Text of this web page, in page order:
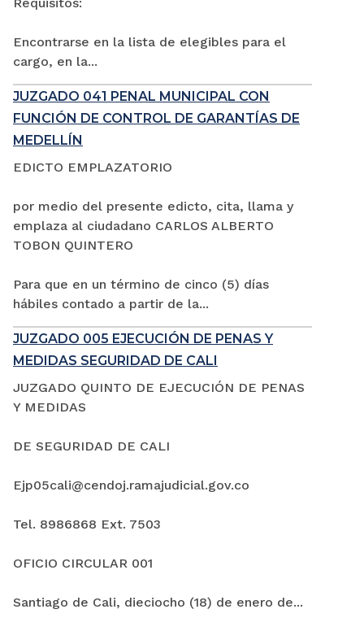
Encontrarse en la lista de elegibles para el
cargo, en la...
JUZGADO 041 PENAL MUNICIPAL CON
FUNCIÓN DE CONTROL DE GARANTÍAS DE
MEDELLÍN
EDICTO EMPLAZATORIO
por medio del presente edicto, cita, llama y
emplaza al ciudadano CARLOS ALBERTO
TOBON QUINTERO
Para que en un término de cinco (5) días
hábiles contado a partir de la...
JUZGADO 005 EJECUCIÓN DE PENAS Y
MEDIDAS SEGURIDAD DE CALI
JUZGADO QUINTO DE EJECUCIÓN DE PENAS
Y MEDIDAS
DE SEGURIDAD DE CALI
Ejp05cali@cendoj.ramajudicial.gov.co
Tel. 8986868 Ext. 7503
OFICIO CIRCULAR 001
Santiago de Cali, dieciocho (18) de enero de...